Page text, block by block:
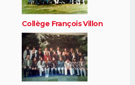
Collège François Villon